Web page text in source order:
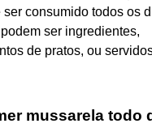
consumido todos os
ser ingredientes,
de pratos, ou
mussarela todo